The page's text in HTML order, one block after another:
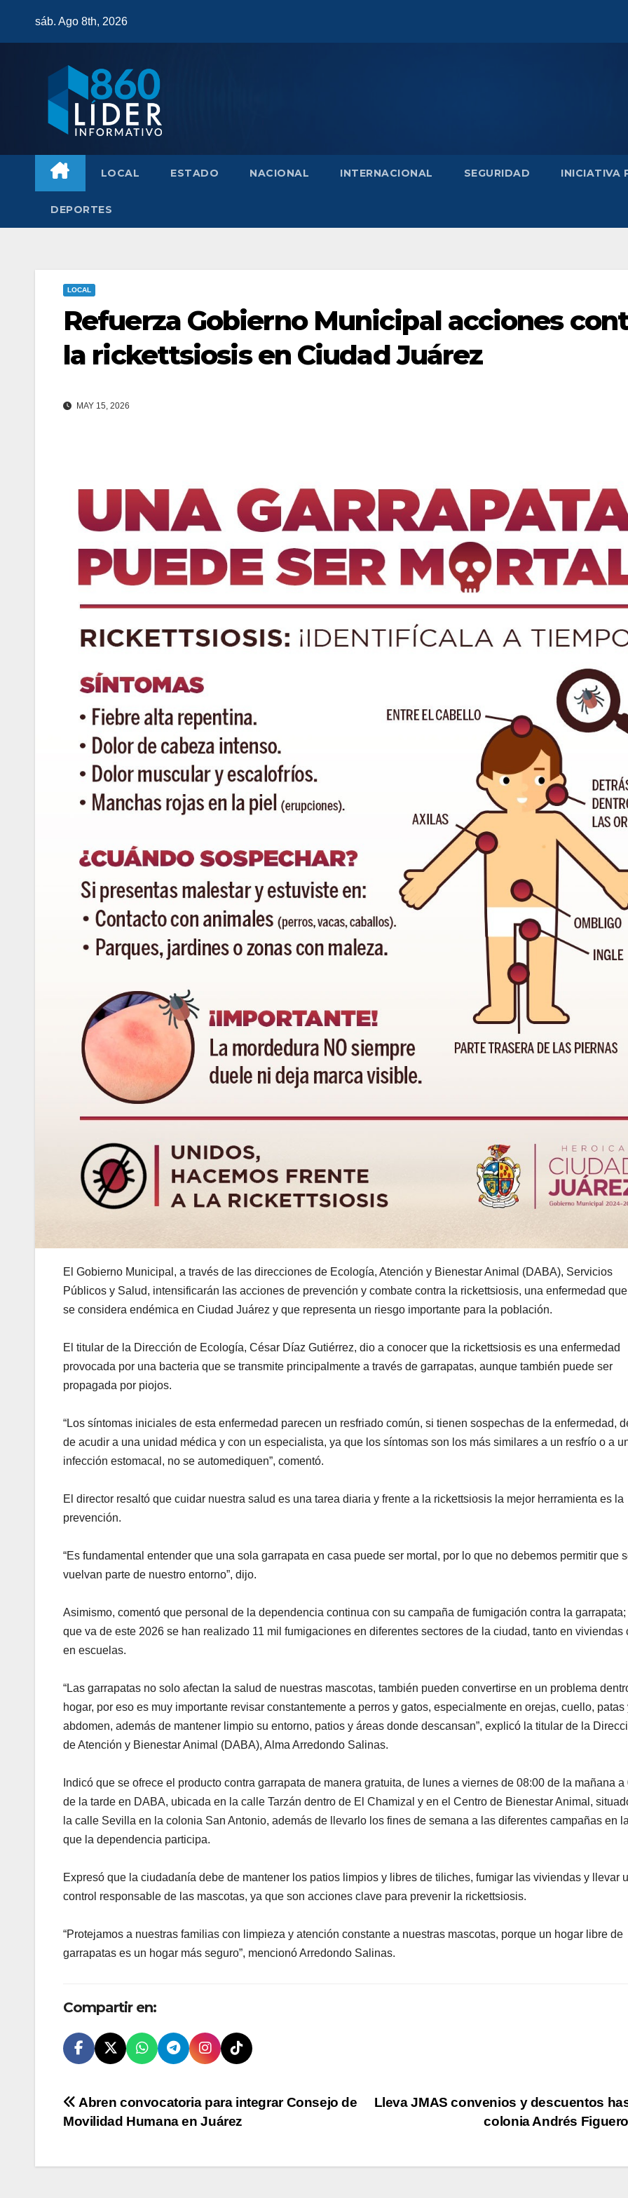
sáb. Ago 8th, 2026
LOCAL ESTADO NACIONAL INTERNACIONAL SEGURIDAD INICIATIVA
DEPORTES
LOCAL
Refuerza Gobierno Municipal acciones
la rickettsiosis en Ciudad Juárez
MAY 15, 2026
El Gobierno Municipal, a través de las direcciones de Ecología, Atención y Bienestar Animal (DABA), Servicios
Públicos y Salud, intensificarán las acciones de prevención y combate contra la rickettsiosis, una enfermedad
se considera endémica en Ciudad Juárez y que representa un riesgo importante para la población.
El titular de la Dirección de Ecología, César Díaz Gutiérrez, dio a conocer que la rickettsiosis es una enfermedad
provocada por una bacteria que se transmite principalmente a través de garrapatas, aunque también puede ser
propagada por piojos.
“Los síntomas iniciales de esta enfermedad parecen un resfriado común, si tienen sospechas de la enfermedad,
de acudir a una unidad médica y con un especialista, ya que los síntomas son los más similares a un resfrío o a
infección estomacal, no se automediquen”, comentó.
El director resaltó que cuidar nuestra salud es una tarea diaria y frente a la rickettsiosis la mejor herramienta es la
prevención.
“Es fundamental entender que una sola garrapata en casa puede ser mortal, por lo que no debemos permitir que
vuelvan parte de nuestro entorno”, dijo.
Asimismo, comentó que personal de la dependencia continua con su campaña de fumigación contra la
que va de este 2026 se han realizado 11 mil fumigaciones en diferentes sectores de la ciudad, tanto en viviendas
en escuelas.
“Las garrapatas no solo afectan la salud de nuestras mascotas, también pueden convertirse en un problema
hogar, por eso es muy importante revisar constantemente a perros y gatos, especialmente en orejas, cuello, patas
abdomen, además de mantener limpio su entorno, patios y áreas donde descansan”, explicó la titular de la
de Atención y Bienestar Animal (DABA), Alma Arredondo Salinas.
Indicó que se ofrece el producto contra garrapata de manera gratuita, de lunes a viernes de 08:00 de la mañana a
de la tarde en DABA, ubicada en la calle Tarzán dentro de El Chamizal y en el Centro de Bienestar Animal,
la calle Sevilla en la colonia San Antonio, además de llevarlo los fines de semana a las diferentes campañas en
que la dependencia participa.
Expresó que la ciudadanía debe de mantener los patios limpios y libres de tiliches, fumigar las viviendas y llevar
control responsable de las mascotas, ya que son acciones clave para prevenir la rickettsiosis.
“Protejamos a nuestras familias con limpieza y atención constante a nuestras mascotas, porque un hogar libre de
garrapatas es un hogar más seguro”, mencionó Arredondo Salinas.
Compartir en:
Navegación
entradas
Lleva JMAS convenios y descuentos
colonia Andrés
Abren convocatoria para integrar Consejo de
Movilidad Humana en Juárez
cerca
siete